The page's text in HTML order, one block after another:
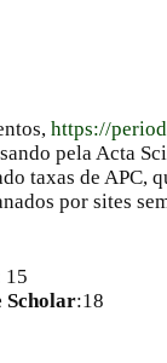
https://
pela Acta
taxas de APC,
por sites
15
Scholar:18